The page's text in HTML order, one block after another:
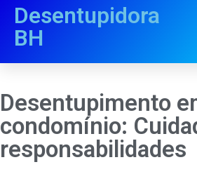
Desentupidora
BH
Desentupimento
condomínio:
responsabilidades